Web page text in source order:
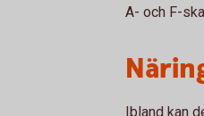
A- och F-
Ibland kan